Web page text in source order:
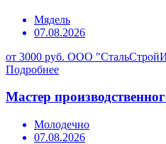
Мядель
07.08.2026
от 3000 руб. ООО
Подробнее
Мастер
Молодечно
07.08.2026